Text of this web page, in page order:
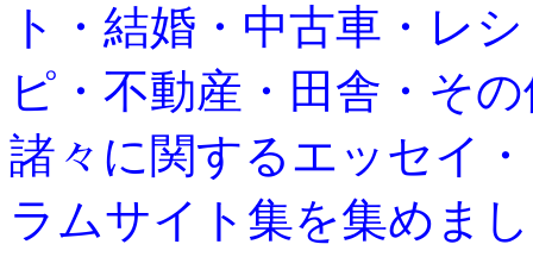
ト・結婚・中古車・レシ
ピ・不動産・田舎・そ
諸々に関するエッセイ
ラムサイト集を集めまし